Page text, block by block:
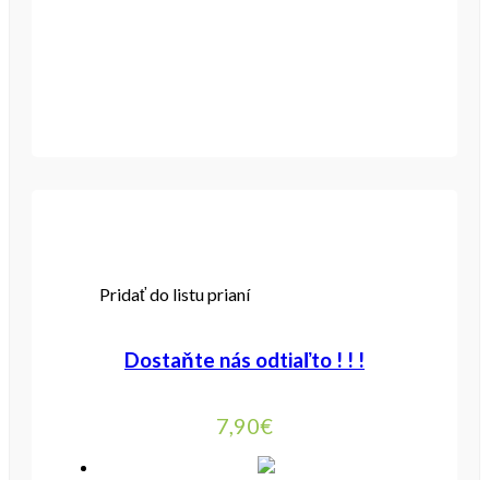
Pridať do listu prianí
Dostaňte nás odtiaľto ! ! !
7,90€